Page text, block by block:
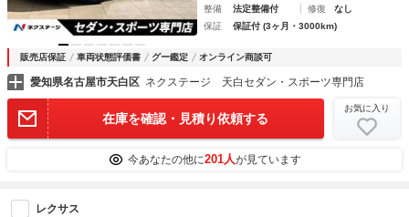
整備
法定整備付 修復
なし
保証
保証付 (3ヶ月・3000km)
販売店保証 車両状態評価書 グー鑑定 オンライン商談可
愛知県名古屋市天白区 ネクステージ 天白セダン・スポーツ専門店
在庫を確認・見積り依頼する
お気に入り
今あなたの他に201人が見ています
レクサス